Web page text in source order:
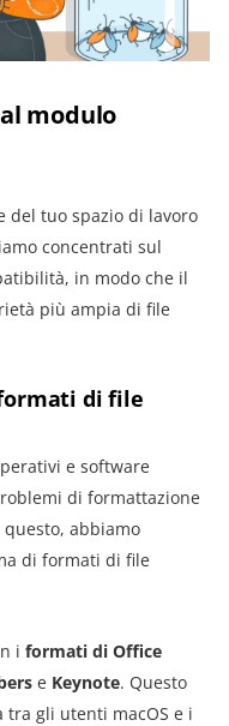
modulo
del tuo spazio di lavoro
concentrati sul
in modo che il
più ampia di file
di file
e software
di formattazione
abbiamo
di formati di file
i formati di Office
e Keynote. Questo
gli utenti macOS e i